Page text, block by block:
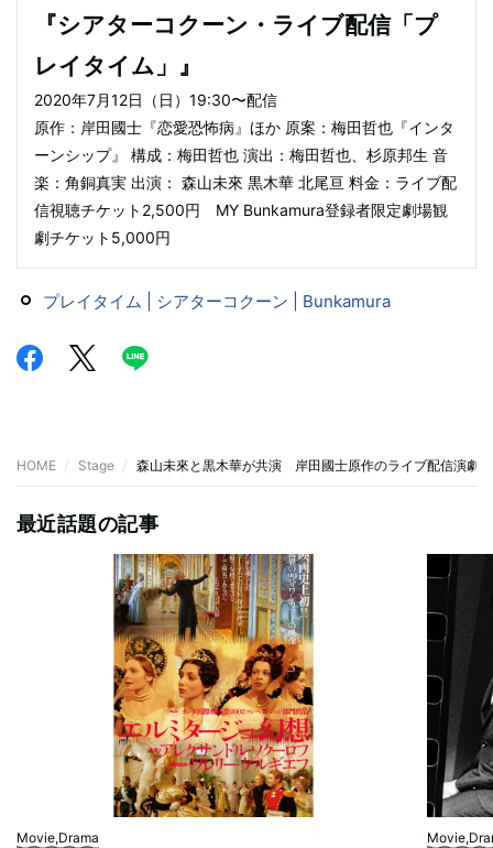
『シアターコクーン・ライブ配信「プ
レイタイム」』
2020年7月12日（日）19:30〜配信
原作：岸田國士『恋愛恐怖病』ほか 原案：梅田哲也『インタ
ーンシップ』 構成：梅田哲也 演出：梅田哲也、杉原邦生 音
楽：角銅真実 出演： 森山未來 黒木華 北尾亘 料金：ライブ配
信視聴チケット2,500円 MY Bunkamura登録者限定劇場観
劇チケット5,000円
プレイタイム | シアターコクーン | Bunkamura
HOME Stage 森山未來と黒木華が共演 岸田國士原作のライブ配信演劇
最近話題の記事
Movie,Drama